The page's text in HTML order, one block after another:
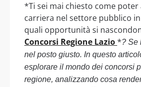
*Ti sei mai chiesto come poter
carriera nel settore pubblico in
quali opportunità si
Concorsi Regione Lazio*? Se
nel posto giusto. In questo
esplorare il mondo dei concorsi
regione, analizzando cosa